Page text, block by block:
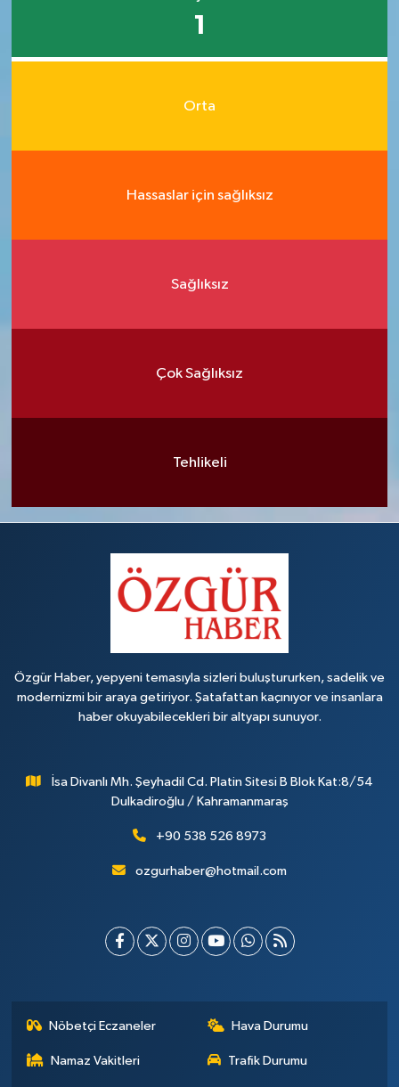
1
Orta
Hassaslar için sağlıksız
Sağlıksız
Çok Sağlıksız
Tehlikeli
Özgür Haber, yepyeni temasıyla sizleri buluştururken, sadelik ve
modernizmi bir araya getiriyor. Şatafattan kaçınıyor ve insanlara
haber okuyabilecekleri bir altyapı sunuyor.
İsa Divanlı Mh. Şeyhadil Cd. Platin Sitesi B Blok Kat:8/54
Dulkadiroğlu / Kahramanmaraş
+90 538 526 8973
ozgurhaber@hotmail.com
Nöbetçi Eczaneler Hava Durumu
Namaz Vakitleri Trafik Durumu